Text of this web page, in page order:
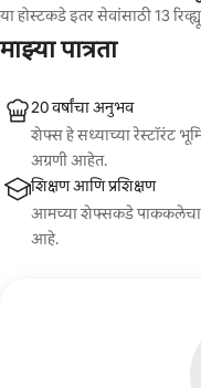
या होस्टकडे इतर सेवांसाठी 13
माझ्या पात्रता
20 वर्षांचा अनुभव
शेफ्स हे सध्याच्या रेस्टॉरंट
अग्रणी आहेत.
शिक्षण आणि प्रशिक्षण
आमच्या शेफ्सकडे पाककलेचा
आहे.